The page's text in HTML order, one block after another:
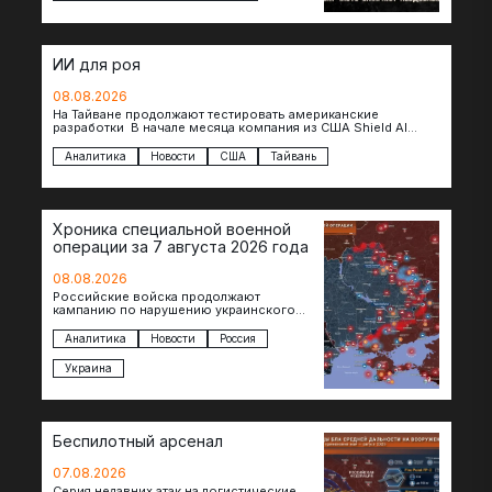
ИИ для роя
08.08.2026
На Тайване продолжают тестировать американские
разработки В начале месяца компания из США Shield AI
Аналитика Новости США Тайвань
Хроника специальной военной
операции за 7 августа 2026 года
08.08.2026
Российские войска продолжают
кампанию по нарушению украинского
сегодня атакованы еще по меньшей мере
два…
Аналитика Новости Россия
Украина
Беспилотный арсенал
07.08.2026